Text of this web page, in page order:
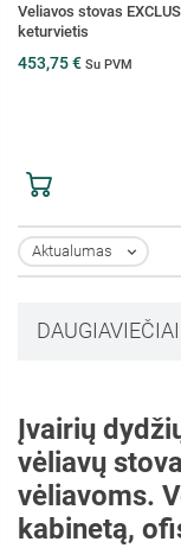
Veliavos stovas
keturvietis
453,75 € Su PVM
Aktualumas 
Įvairių
vėliavų
vėliavoms.
kabinetą,